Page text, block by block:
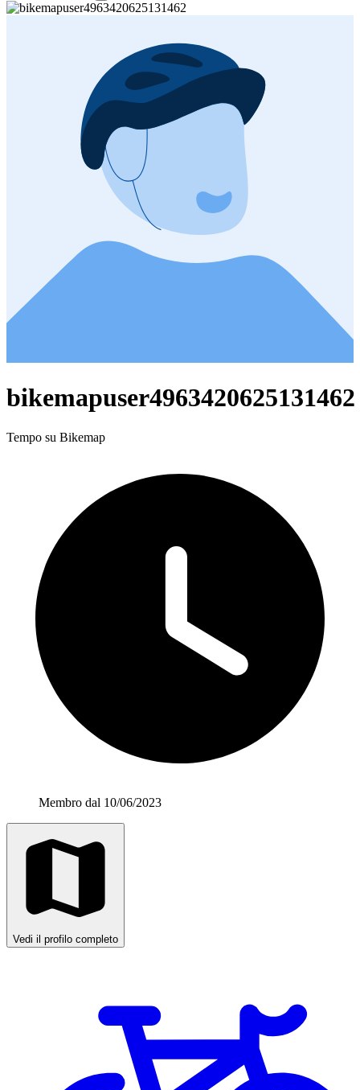
bikemapuser4963420625131462
Tempo su Bikemap
Membro dal 10/06/2023
Vedi il profilo completo